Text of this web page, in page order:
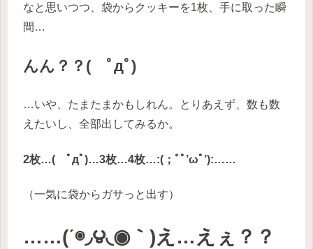
なと思いつつ、袋からクッキーを1枚、手に取った瞬
間…
んん？？( ﾟдﾟ)
…いや、たまたまかもしれん。とりあえず、数も数
えたいし、全部出してみるか。
2枚…( ﾟдﾟ)…3枚…4枚…:(；ﾞﾟ’ωﾟ’):……
（一気に袋からガサっと出す）
……(΄◉◞౪◟◉｀)え…えぇ？？